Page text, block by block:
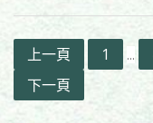
章
分
上一頁 1 ...
下一頁